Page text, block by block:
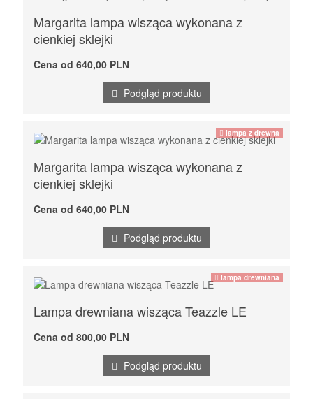
Margarita lampa wisząca wykonana z
cienkiej sklejki
Cena od 640,00 PLN
Podgląd produktu
lampa z drewna
Margarita lampa wisząca wykonana z
cienkiej sklejki
Cena od 640,00 PLN
Podgląd produktu
lampa drewniana
Lampa drewniana wisząca Teazzle LE
Cena od 800,00 PLN
Podgląd produktu